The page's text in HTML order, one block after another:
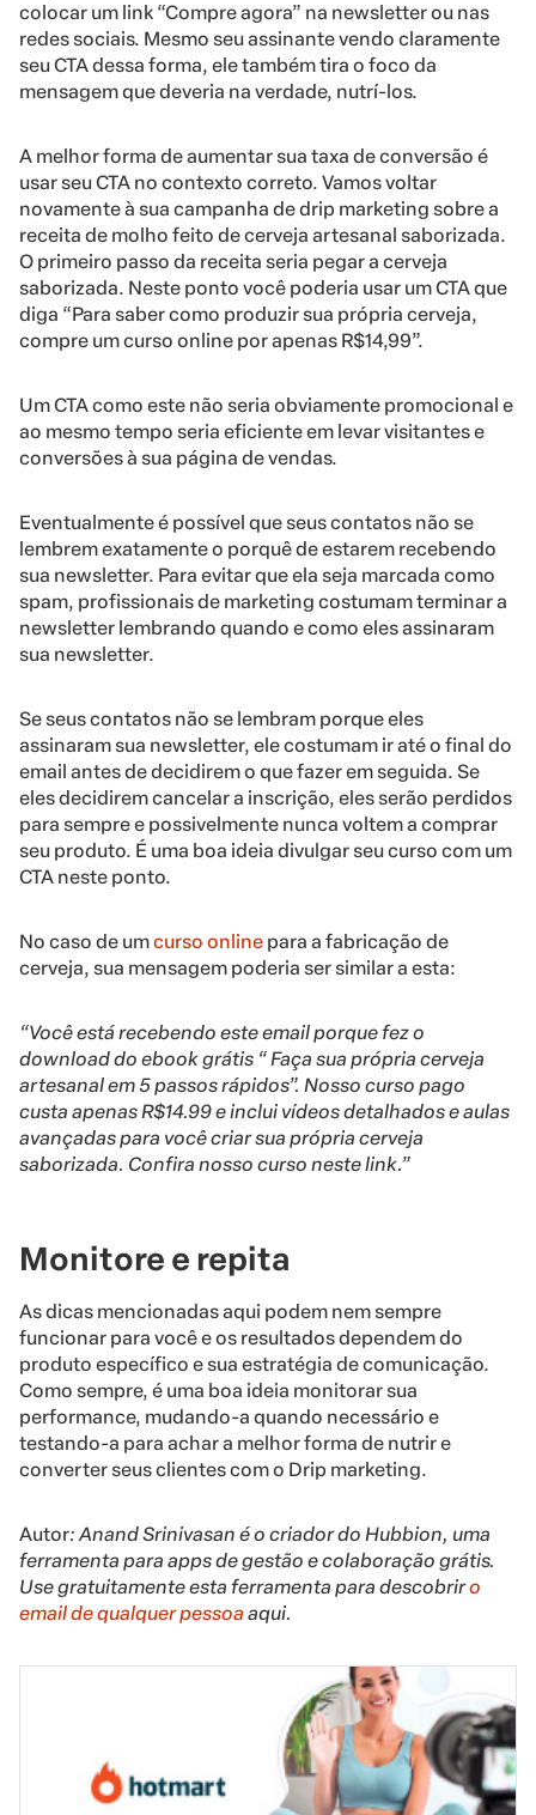
colocar um link “Compre agora” na newsletter ou nas
redes sociais. Mesmo seu assinante vendo claramente
seu CTA dessa forma, ele também tira o foco da
mensagem que deveria na verdade, nutrí-los.
A melhor forma de aumentar sua taxa de conversão é
usar seu CTA no contexto correto. Vamos voltar
novamente à sua campanha de drip marketing sobre a
receita de molho feito de cerveja artesanal saborizada.
O primeiro passo da receita seria pegar a cerveja
saborizada. Neste ponto você poderia usar um CTA que
diga “Para saber como produzir sua própria cerveja,
compre um curso online por apenas R$14,99”.
Um CTA como este não seria obviamente promocional e
ao mesmo tempo seria eficiente em levar visitantes e
conversões à sua página de vendas.
Eventualmente é possível que seus contatos não se
lembrem exatamente o porquê de estarem recebendo
sua newsletter. Para evitar que ela seja marcada como
spam, profissionais de marketing costumam terminar a
newsletter lembrando quando e como eles assinaram
sua newsletter.
Se seus contatos não se lembram porque eles
assinaram sua newsletter, ele costumam ir até o final do
email antes de decidirem o que fazer em seguida. Se
eles decidirem cancelar a inscrição, eles serão perdidos
para sempre e possivelmente nunca voltem a comprar
seu produto. É uma boa ideia divulgar seu curso com um
CTA neste ponto.
No caso de umcurso online para a fabricação de
cerveja, sua mensagem poderia ser similar a esta:
“Você está recebendo este email porque fez o
download do ebook grátis “ Faça sua própria cerveja
artesanal em 5 passos rápidos”. Nosso curso pago
custa apenas R$14.99 e inclui vídeos detalhados e aulas
avançadas para você criar sua própria cerveja
saborizada. Confira nosso curso neste link.”
Monitore e repita
As dicas mencionadas aqui podem nem sempre
funcionar para você e os resultados dependem do
produto específico e sua estratégia de comunicação.
Como sempre, é uma boa ideia monitorar sua
performance, mudando-a quando necessário e
testando-a para achar a melhor forma de nutrir e
converter seus clientes com o Drip marketing.
Autor: Anand Srinivasan é o criador do Hubbion, uma
ferramenta para apps de gestão e colaboração grátis.
Use gratuitamente esta ferramenta para descobriro
email de qualquer pessoa aqui.